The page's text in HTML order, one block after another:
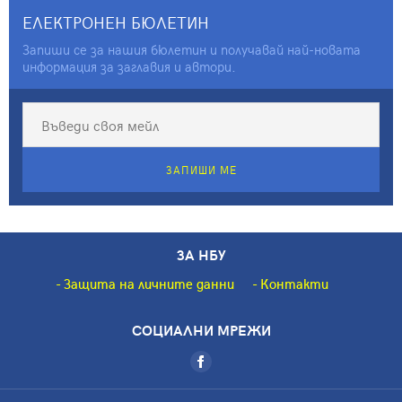
Югоизточноевропейски
център за семиотични
изследвания, 2011
ЕЛЕКТРОНЕН БЮЛЕТИН
Запиши се за нашия бюлетин и получавай най-новата
информация за заглавия и автори.
ЗАПИШИ МЕ
ЗА НБУ
Защита на личните данни Контакти
СОЦИАЛНИ МРЕЖИ